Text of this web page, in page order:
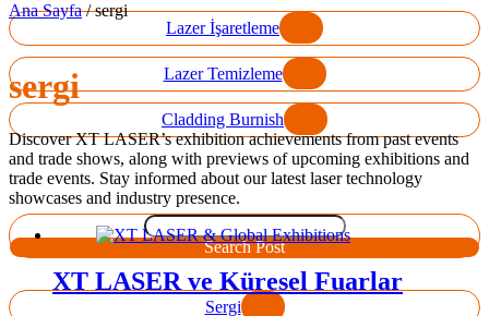
Lazer İşaretleme
Lazer Temizleme
Cladding Burnish
Search Post
Sergi
Ana Sayfa/sergi
sergi
Discover XT LASER’s exhibition achievements from past events
and trade shows, along with previews of upcoming exhibitions and
trade events. Stay informed about our latest laser technology
showcases and industry presence.
XT LASER ve Küresel Fuarlar